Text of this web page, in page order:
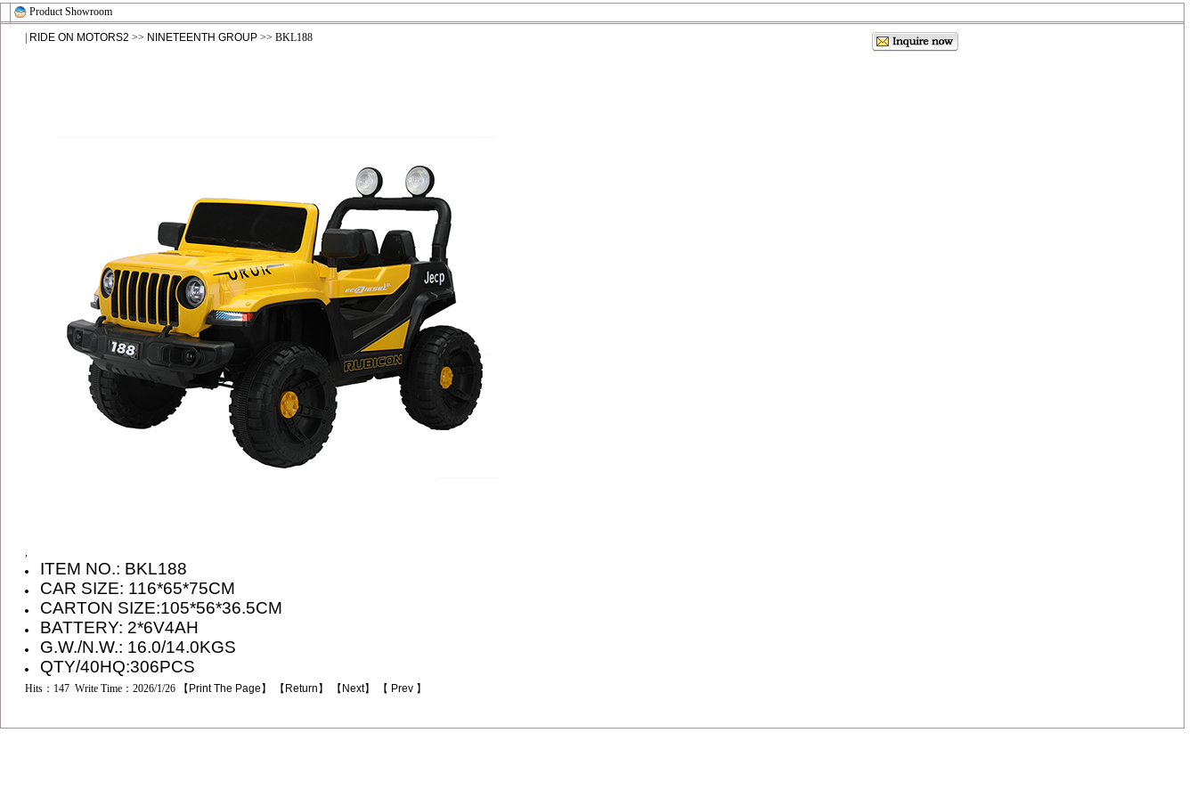
Product Showroom
RIDE ON MOTORS2 >> NINETEENTH GROUP >> BKL188
,
ITEM NO.: BKL188
CAR SIZE: 116*65*75CM
CARTON SIZE:105*56*36.5CM
BATTERY: 2*6V4AH
G.W./N.W.: 16.0/14.0KGS
QTY/40HQ:306PCS
Hits：147 Write Time：2026/1/26 【 Print The Page 】 【 Return 】 【 Next】 【 Prev 】